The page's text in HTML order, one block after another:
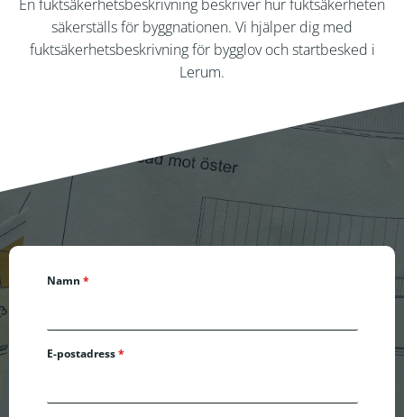
En fuktsäkerhetsbeskrivning beskriver hur fuktsäkerheten
säkerställs för byggnationen. Vi hjälper dig med
fuktsäkerhetsbeskrivning för bygglov och startbesked i
Lerum.
Namn *
E-postadress*